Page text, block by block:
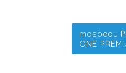
mosbeau
ONE